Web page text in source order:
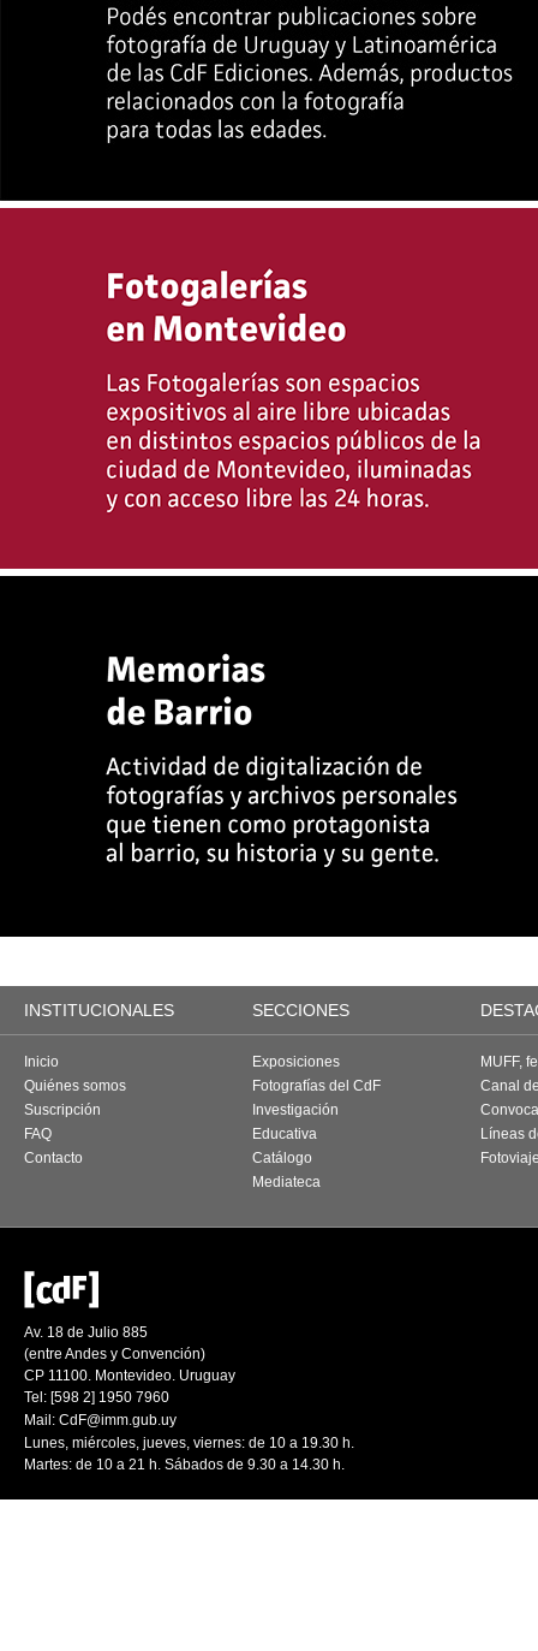
INSTITUCIONALES SECCIONES
Inicio
Quiénes somos
Suscripción
FAQ
Contacto
Exposiciones
Fotografías del CdF
Investigación
Educativa
Catálogo
Mediateca
MUFF,
Canal
Líneas
Av. 18 de Julio 885
(entre Andes y Convención)
CP 11100. Montevideo. Uruguay
Tel: [598 2] 1950 7960
Mail: CdF@imm.gub.uy
Lunes, miércoles, jueves, viernes: de 10 a 19.30 h.
Martes: de 10 a 21 h. Sábados de 9.30 a 14.30 h.